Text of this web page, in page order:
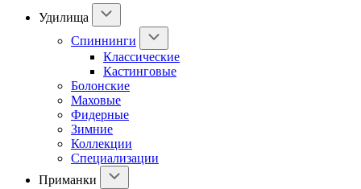
Удилища
Спиннинги
Классические
Кастинговые
Болонские
Маховые
Фидерные
Зимние
Коллекции
Специализации
Приманки